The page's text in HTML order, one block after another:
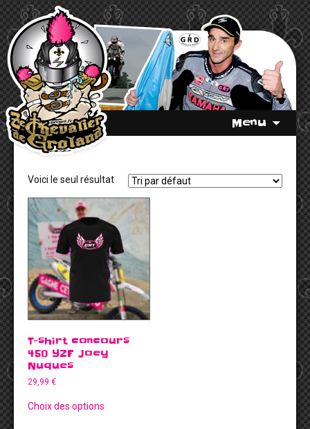
Menu
Voici le seul résultat
T-shirt concours
450 YZF Joey
Nuques
29,99 €
Choix des options